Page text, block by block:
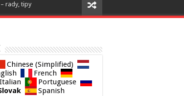
rady, tipy
Chinese (Simplified)
French
Italian
Portuguese
Spanish